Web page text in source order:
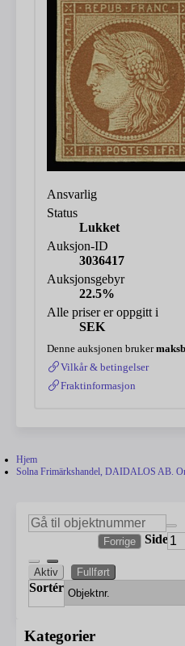
Ansvarlig
Status
Lukket
Auksjon-ID
3036417
Auksjonsgebyr
22.5%
Alle priser er oppgitt i
SEK
Denne auksjonen bruker
Vilkår & betingelser
Fraktinformasjon
Hjem
Solna Frimärkshandel, DAIDALOS AB.
Forrige Side
Aktiv Fullført
Sortér
Kategorier